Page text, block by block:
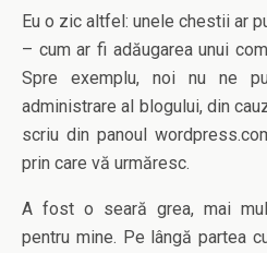
Eu o zic altfel: unele chestii ar
– cum ar fi adăugarea unui
Spre exemplu, noi nu ne
administrare al blogului, din
scriu din panoul
prin care vă urmăresc.
A fost o seară grea, mai
pentru mine. Pe lângă partea